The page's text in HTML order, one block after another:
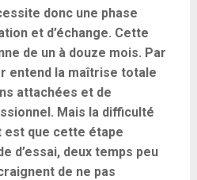
donc une phase
et d’échange. Cette
de un à douze mois. Par
entend la maîtrise totale
attachées et de
Mais la difficulté
est que cette étape
d’essai, deux temps peu
de ne pas